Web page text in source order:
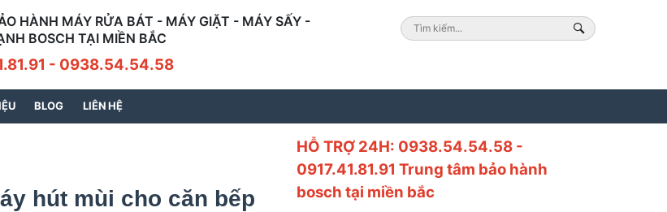
HÀNH MÁY RỬA BÁT - MÁY GIẶT - MÁY SẤY -
BOSCH TẠI MIỀN BẮC
- 0938.54.54.58
BLOG LIÊN HỆ
hút mùi cho căn bếp
HỖ TRỢ 24H: 0938.54.54.58 -
0917.41.81.91 Trung tâm bảo hành
bosch tại miền bắc